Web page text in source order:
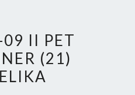
II PET
(21)